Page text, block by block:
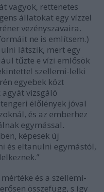
vagyok, rettenetes
állatokat egy vízzel
vezényszavaira.
ne is említsem.)
látszik, mert egy
tűzte e vízi emlősök
szellemi-lelki
egyebek közt
vizsgáló
élőlények jóval
és az emberhez
egymással.
képesek új
és eltanulni egymástól,
és a szellemi-
összefügg, s így